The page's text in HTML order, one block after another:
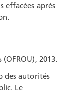
effacées après
2013.
des autorités
Le